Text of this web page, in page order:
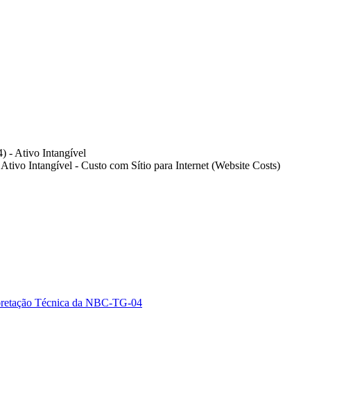
- Ativo Intangível
Intangível - Custo com Sítio para Internet (Website Costs)
Técnica da NBC-TG-04